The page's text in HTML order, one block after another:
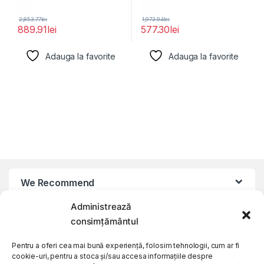
Administrează
consimțământul
Pentru a oferi cea mai bună experiență, folosim tehnologii, cum ar fi
cookie-uri, pentru a stoca și/sau accesa informațiile despre
889.91lei
2,853.77lei
Adauga la favorite
577.30lei
1,973.94lei
Adauga la favorite
We Recommend
My Account
Customer Care